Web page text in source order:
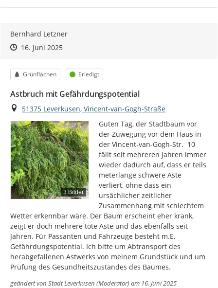
Bernhard Letzner
Zeitpunkt des Erstellens
Zeitpunkt des Erstellens
16. Juni 2025Zur Äußerung
Kategorie
Grünflächen Status
Erledigt
Astbruch mit Gefährdungspotential
Ort
51375 Leverkusen, Vincent-van-Gogh-Straße
3 Bilder
Guten Tag, der Stadtbaum vor
der Zuwegung vor dem Haus in
der Vincent-van-Gogh-Str.  10
fällt seit mehreren Jahren immer
wieder dadurch auf, dass er teils
meterlange schwere Äste
verliert, ohne dass ein
ursächlicher zeitlicher
Zusammenhang mit schlechtem
Wetter erkennbar wäre. Der Baum erscheint eher krank,
zeigt er doch mehrere tote Äste und das ebenfalls seit
Jahren. Für Passanten und Fahrzeuge besteht m.E.
Gefährdungspotential. Ich bitte um Abtransport des
herabgefallenen Astwerks von meinem Grundstück und um
Prüfung des Gesundheitszustandes des Baumes.
geändert von Stadt Leverkusen (Moderator)am 16. Juni 2025